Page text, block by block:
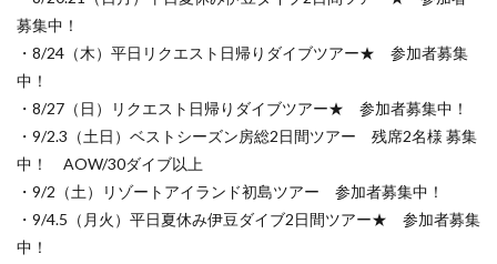
募集中！
・8/24（木）平日リクエスト日帰りダイブツアー★ 参加者募集
中！
・8/27（日）リクエスト日帰りダイブツアー★ 参加者募集中！
・9/2.3（土日）ベストシーズン房総2日間ツアー 残席2名様 募集
中！ AOW/30ダイブ以上
・9/2（土）リゾートアイランド初島ツアー 参加者募集中！
・9/4.5（月火）平日夏休み伊豆ダイブ2日間ツアー★ 参加者募集
中！